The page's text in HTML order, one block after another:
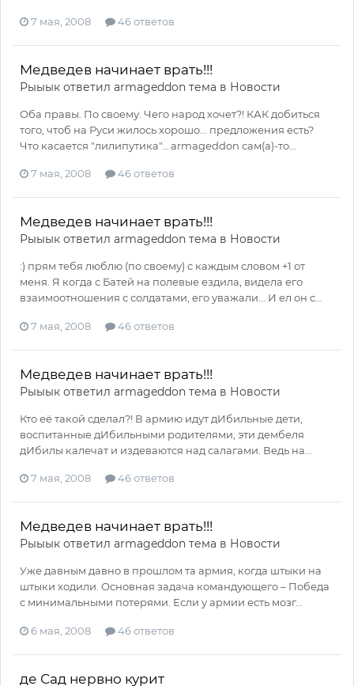
7 мая, 2008 46 ответов
Медведев начинает врать!!!
Рыыык ответил armageddon тема в Новости
Оба правы. По своему. Чего народ хочет?! КАК добиться
того, чтоб на Руси жилось хорошо... предложения есть?
Что касается "лилипутика"… armageddon сам(а)-то...
7 мая, 2008 46 ответов
Медведев начинает врать!!!
Рыыык ответил armageddon тема в Новости
:) прям тебя люблю (по своему) c каждым словом +1 от
меня. Я когда с Батей на полевые ездила, видела его
взаимоотношения с солдатами, его уважали... И ел он с...
7 мая, 2008 46 ответов
Медведев начинает врать!!!
Рыыык ответил armageddon тема в Новости
Кто её такой сделал?! В армию идут дИбильные дети,
воспитанные дИбильными родителями, эти дембеля
дИбилы калечат и издеваются над салагами. Ведь на...
7 мая, 2008 46 ответов
Медведев начинает врать!!!
Рыыык ответил armageddon тема в Новости
Уже давным давно в прошлом та армия, когда штыки на
штыки ходили. Основная задача командующего – Победа
с минимальными потерями. Если у армии есть мозг...
6 мая, 2008 46 ответов
де Сад нервно курит